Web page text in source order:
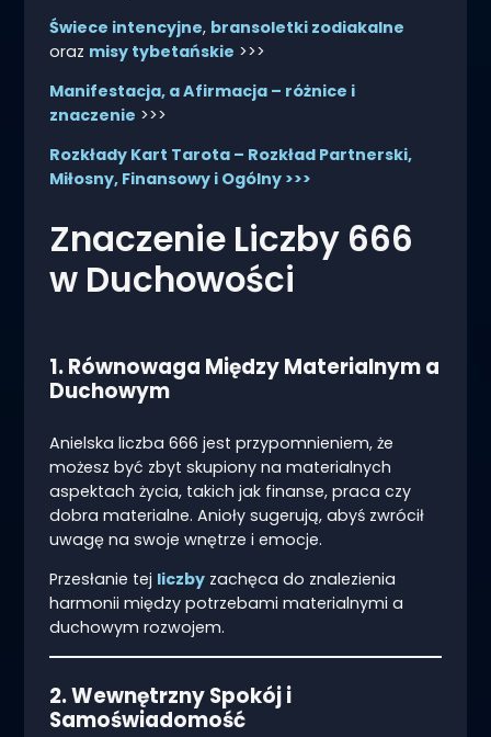
Świece intencyjne, bransoletki zodiakalne
oraz misy tybetańskie >>>
Manifestacja, a Afirmacja – różnice i
znaczenie >>>
Rozkłady Kart Tarota – Rozkład Partnerski,
Miłosny, Finansowy i Ogólny >>>
Znaczenie Liczby 666
w Duchowości
1. Równowaga Między Materialnym a
Duchowym
Anielska liczba 666 jest przypomnieniem, że
możesz być zbyt skupiony na materialnych
aspektach życia, takich jak finanse, praca czy
dobra materialne. Anioły sugerują, abyś zwrócił
uwagę na swoje wnętrze i emocje.
Przesłanie tej liczbyzachęca do znalezienia
harmonii między potrzebami materialnymi a
duchowym rozwojem.
2. Wewnętrzny Spokój i
Samoświadomość